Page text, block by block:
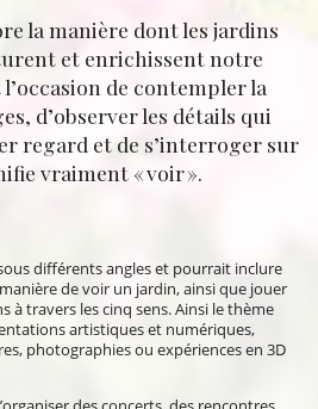
la manière dont les jardins
et enrichissent notre
de contempler la
d’observer les détails qui
regard et de s’interroger sur
vraiment « voir ».
différents angles et pourrait inclure
de voir un jardin, ainsi que jouer
à travers les cinq sens. Ainsi le thème
artistiques et numériques,
photographies ou expériences en 3D